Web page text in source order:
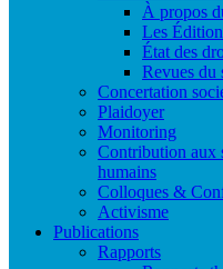
À propos
Les
État des
Revues du
Concertation
Plaidoyer
Monitoring
Contribution aux
humains
Colloques &
Activisme
Publications
Rapports